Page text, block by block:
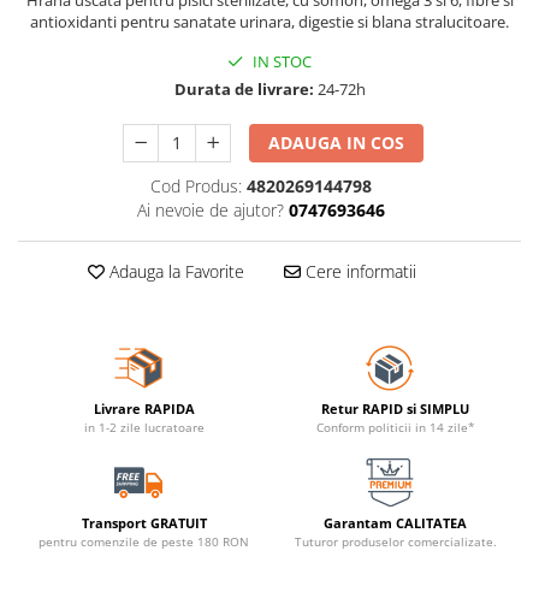
antioxidanti pentru sanatate urinara, digestie si blana stralucitoare.
IN STOC
Durata de livrare: 24-72h
ADAUGA IN COS
Cod Produs: 4820269144798
Ai nevoie de ajutor? 0747693646
Adauga la Favorite Cere informatii
Livrare RAPIDA
in 1-2 zile lucratoare
Retur RAPID si SIMPLU
Conform politicii in 14 zile*
Transport GRATUIT
pentru comenzile de peste 180 RON
Garantam CALITATEA
Tuturor produselor comercializate.